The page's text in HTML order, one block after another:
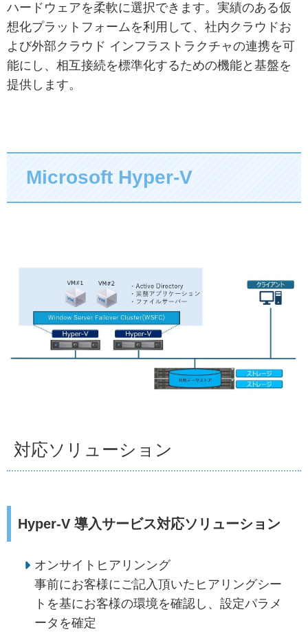
ハードウェアを柔軟に選択できます。実績のある仮
想化プラットフォームを利用して、社内クラウドお
よび外部クラウド インフラストラクチャの連携を可
能にし、相互接続を標準化するための機能と基盤を
提供します。
Microsoft Hyper-V
対応ソリューション
Hyper-V 導入サービス対応ソリューション
オンサイトヒアリンング
事前にお客様にご記入頂いたヒアリングシー
トを基にお客様の環境を確認し、設定パラメ
ータを確定